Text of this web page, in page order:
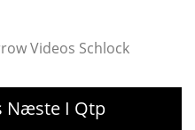
Videos Schlock
Næste I Qtp